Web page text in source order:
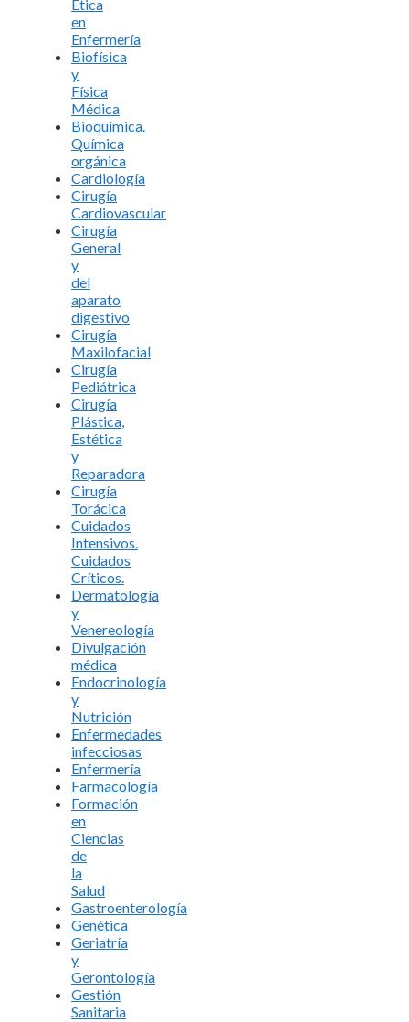
Ética
en
Enfermería
Biofísica
y
Física
Médica
Bioquímica.
Química
orgánica
Cardiología
Cirugía
Cardiovascular
Cirugía
General
y
del
aparato
digestivo
Cirugía
Maxilofacial
Cirugía
Pediátrica
Cirugía
Plástica,
Estética
y
Reparadora
Cirugía
Torácica
Cuidados
Intensivos.
Cuidados
Críticos.
Dermatología
y
Venereología
Divulgación
médica
Endocrinología
y
Nutrición
Enfermedades
infecciosas
Enfermería
Farmacología
Formación
en
Ciencias
de
la
Salud
Gastroenterología
Genética
Geriatría
y
Gerontología
Gestión
Sanitaria